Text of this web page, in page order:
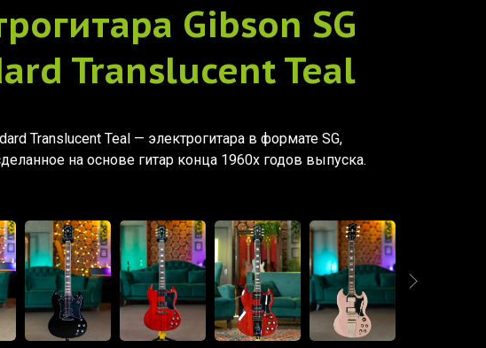
Gibson SG
Translucent Teal
Translucent Teal — электрогитара в формате SG,
на основе гитар конца 1960х годов выпуска.